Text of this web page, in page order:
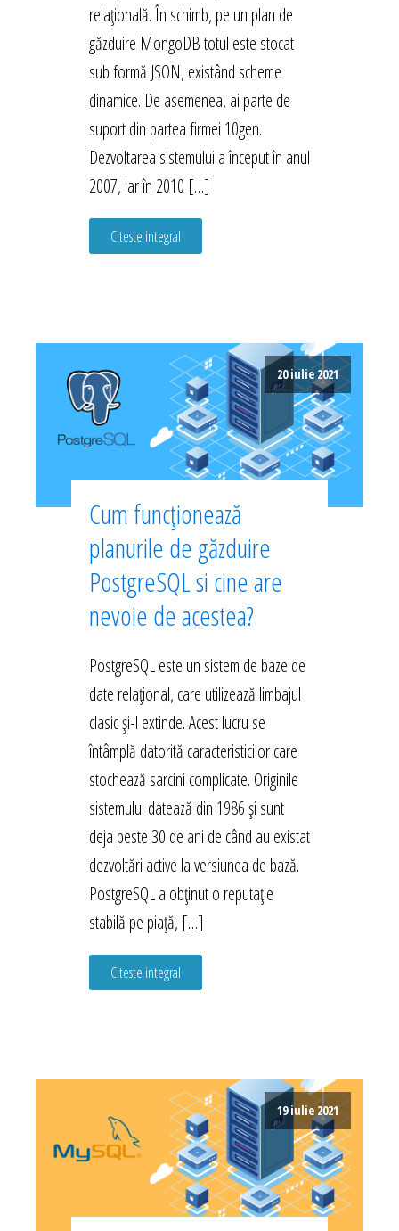
relațională. În schimb, pe un plan de
găzduire MongoDB totul este stocat
sub formă JSON, existând scheme
dinamice. De asemenea, ai parte de
suport din partea firmei 10gen.
Dezvoltarea sistemului a început în anul
2007, iar în 2010 […]
Citeste integral
20 iulie 2021
Cum funcționează
planurile de găzduire
PostgreSQL si cine are
nevoie de acestea?
PostgreSQL este un sistem de baze de
date relațional, care utilizează limbajul
clasic și-l extinde. Acest lucru se
întâmplă datorită caracteristicilor care
stochează sarcini complicate. Originile
sistemului datează din 1986 și sunt
deja peste 30 de ani de când au existat
dezvoltări active la versiunea de bază.
PostgreSQL a obținut o reputație
stabilă pe piață, […]
Citeste integral
19 iulie 2021